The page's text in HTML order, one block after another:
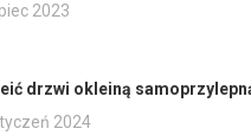
2023
drzwi okleiną
2024